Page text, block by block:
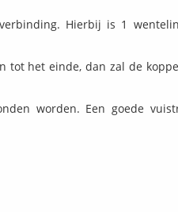
Hierbij is 1
het einde, dan zal de
worden. Een goede